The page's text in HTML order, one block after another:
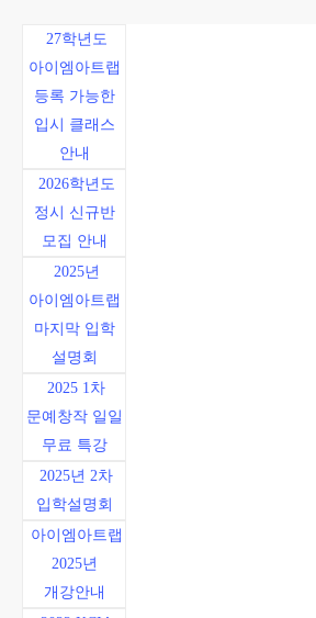
27학년도
아이엠아트랩
등록 가능한
입시 클래스
안내
2026학년도
정시 신규반
모집 안내
2025년
아이엠아트랩
마지막 입학
설명회
2025 1차
문예창작 일일
무료 특강
2025년 2차
입학설명회
아이엠아트랩
2025년
개강안내